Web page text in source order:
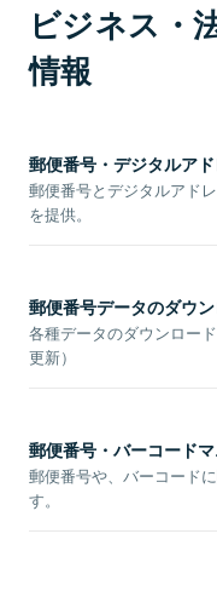
ビジネス・
情報
郵便番号・デジタルア
郵便番号とデジタルアド
を提供。
郵便番号データのダウ
各種データのダウンロー
更新）
郵便番号・バーコード
郵便番号や、バーコード
す。